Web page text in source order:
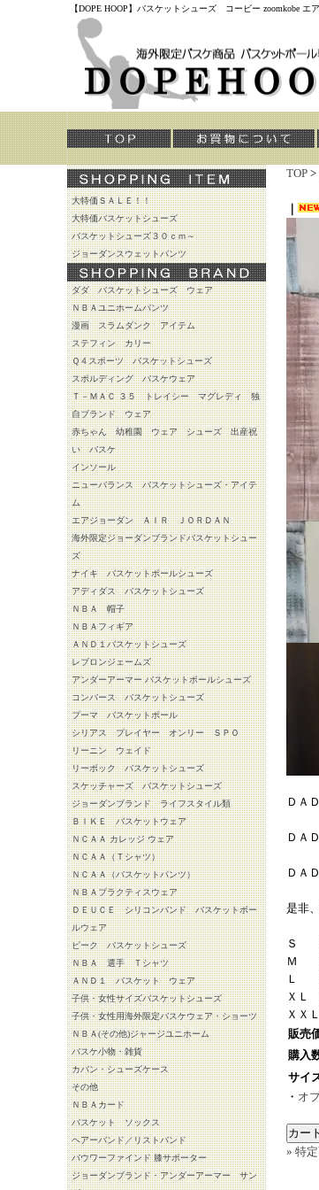
【DOPE HOOP】バスケットシューズ コービー
大特価ＳＡＬＥ！！
大特価バスケットシューズ
バスケットシューズ３０ｃｍ～
ジョーダンスウェットパンツ
ダダ バスケットシューズ ウェア
ＮＢＡユニホームパンツ
漫画 スラムダンク アイテム
ステフィン カリー
Ｑ４スポーツ バスケットシューズ
スポルディング バスケウェア
Ｔ－ＭＡＣ ３５ トレイシー マグレディ 独
自ブランド ウェア
赤ちゃん 幼稚園 ウェア シューズ 出産祝
い バスケ
インソール
ニューバランス バスケットシューズ・アイテ
ム
エアジョーダン ＡＩＲ ＪＯＲＤＡＮ
海外限定ジョーダンブランドバスケットシュー
ズ
ナイキ バスケットボールシューズ
アディダス バスケットシューズ
ＮＢＡ 帽子
ＮＢＡフィギア
ＡＮＤ１バスケットシューズ
レブロンジェームズ
アンダーアーマー バスケットボールシューズ
コンバース バスケットシューズ
プーマ バスケットボール
シリアス プレイヤー オンリー ＳＰＯ
リーニン ウェイド
リーボック バスケットシューズ
スケッチャーズ バスケットシューズ
ジョーダンブランド ライフスタイル類
ＢＩＫＥ バスケットウェア
ＮＣＡＡ カレッジ ウェア
ＮＣＡＡ（Ｔシャツ）
ＮＣＡＡ（バスケットパンツ）
ＮＢＡプラクティスウェア
ＤＥＵＣＥ シリコンバンド バスケットボー
ルウェア
ピーク バスケットシューズ
ＮＢＡ 選手 Ｔシャツ
ＡＮＤ１ バスケット ウェア
子供・女性サイズバスケットシューズ
子供・女性用海外限定バスケウェア・ショーツ
ＮＢＡ(その他)ジャージユニホーム
バスケ小物・雑貨
カバン・シューズケース
その他
ＮＢＡカード
バスケット ソックス
ヘアーバンド／リストバンド
バウワーファインド 膝サポーター
ジョーダンブランド・アンダーアーマー サン
TOP >
ＤＡ
ＤＡ
ＤＡ
是非
Ｓ
Ｍ
Ｌ
ＸＬ
ＸＸ
販売
購入
サイ
・ オ
» 特